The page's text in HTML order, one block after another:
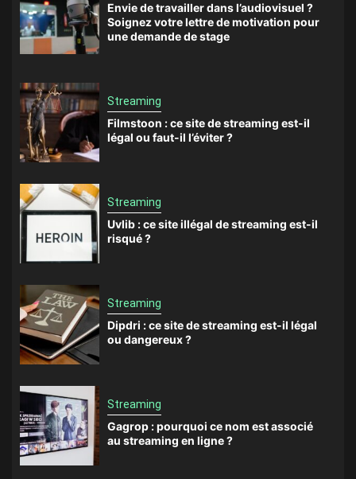
Envie de travailler dans l’audiovisuel ?
Soignez votre lettre de motivation pour
une demande de stage
Streaming
Filmstoon : ce site de streaming est-il
légal ou faut-il l’éviter ?
Streaming
Uvlib : ce site illégal de streaming est-il
risqué ?
Streaming
Dipdri : ce site de streaming est-il légal
ou dangereux ?
Streaming
Gagrop : pourquoi ce nom est associé
au streaming en ligne ?